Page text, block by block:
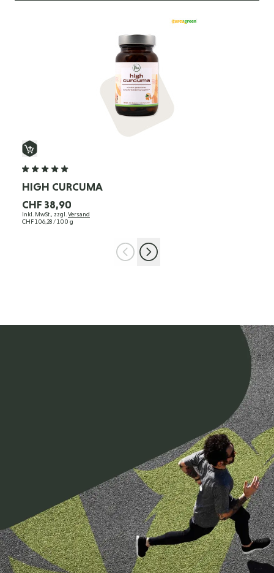
Die Navigation durch die Elemente des Karussells ist mit
Drücken Sie, um das Karussell zu überspringen
Drücken Sie, um zur Karussell-Navigation zu gelangen
HIGH CURCUMA
CHF 38,90
Inkl. MwSt., zzgl. Versand
CHF 106,28 / 100 g